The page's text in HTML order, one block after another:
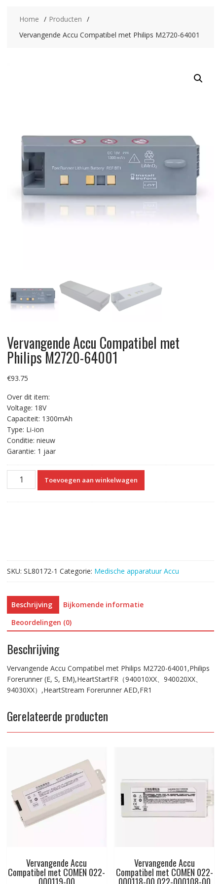
Home
Producten
Vervangende Accu Compatibel met Philips M2720-64001
Vervangende Accu Compatibel met
Philips M2720-64001
€93.75
Over dit item:
Voltage: 18V
Capaciteit: 1300mAh
Type: Li-ion
Conditie: nieuw
Garantie: 1 jaar
Vervangende
Accu
Toevoegen aan winkelwagen
SKU: SL80172-1 Categorie: Medische apparatuur Accu
Beschrijving
Bijkomende informatie
Beoordelingen (0)
Beschrijving
Vervangende Accu Compatibel met Philips M2720-64001,Philips
Forerunner (E, S, EM),HeartStartFR（940010XX、940020XX、
94030XX）,HeartStream Forerunner AED,FR1
Gerelateerde producten
Vervangende Accu
Compatibel met COMEN 022-
Vervangende Accu
Compatibel met COMEN 022-